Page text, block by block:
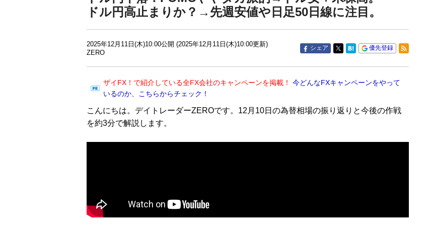
ドル円高止まりか？→先週安値や日足50日線に注目。
2025年12月11日(木)10:00公開 (2025年12月11日(木)10:00更新)
ZERO
シェア 優先登録
ザイFX！で紹介している全FX会社のキャンペーンを掲載！
今どんなFXキャンペーンをやって
いるのか、こちらからチェック！
こんにちは。デイトレーダーZEROです。12月10日の為替相場の振り返りと今後の作戦
を約3分で解説します。